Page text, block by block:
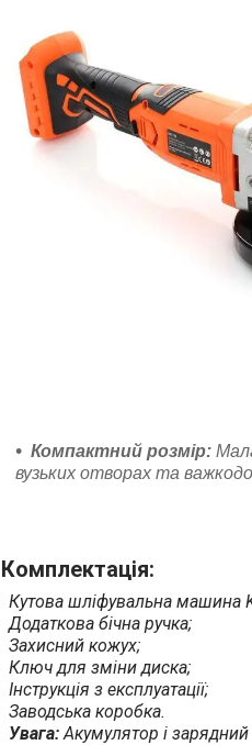
Компактний розмір:
вузьких отворах та
Комплектація:
Кутова шліфувальна машина
Додаткова бічна ручка;
Захисний кожух;
Ключ для зміни диска;
Інструкція з експлуатації;
Заводська коробка.
Увага: Акумулятор і